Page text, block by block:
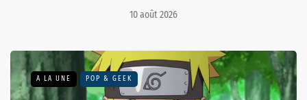
10 août 2026
A LA UNE POP & GEEK